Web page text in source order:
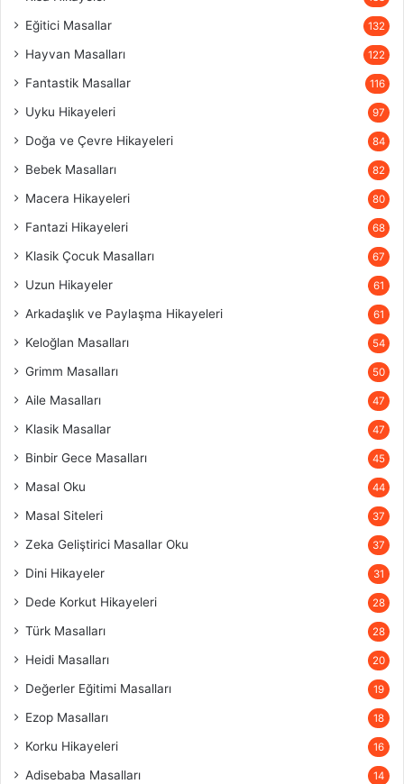
Eğitici Masallar 132
Hayvan Masalları 122
Fantastik Masallar 116
Uyku Hikayeleri 97
Doğa ve Çevre Hikayeleri 84
Bebek Masalları 82
Macera Hikayeleri 80
Fantazi Hikayeleri 68
Klasik Çocuk Masalları 67
Uzun Hikayeler 61
Arkadaşlık ve Paylaşma Hikayeleri 61
Keloğlan Masalları 54
Grimm Masalları 50
Aile Masalları 47
Klasik Masallar 47
Binbir Gece Masalları 45
Masal Oku 44
Masal Siteleri 37
Zeka Geliştirici Masallar Oku 37
Dini Hikayeler 31
Dede Korkut Hikayeleri 28
Türk Masalları 28
Heidi Masalları 20
Değerler Eğitimi Masalları 19
Ezop Masalları 18
Korku Hikayeleri 16
Adisebaba Masalları 14